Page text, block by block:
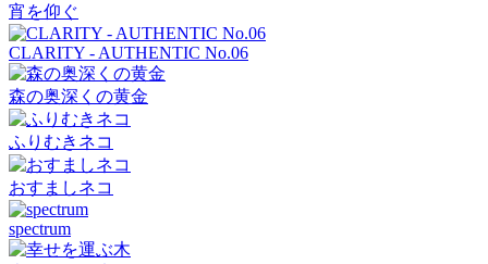
宵を仰ぐ
CLARITY - AUTHENTIC No.06
森の奥深くの黄金
ふりむきネコ
おすましネコ
spectrum